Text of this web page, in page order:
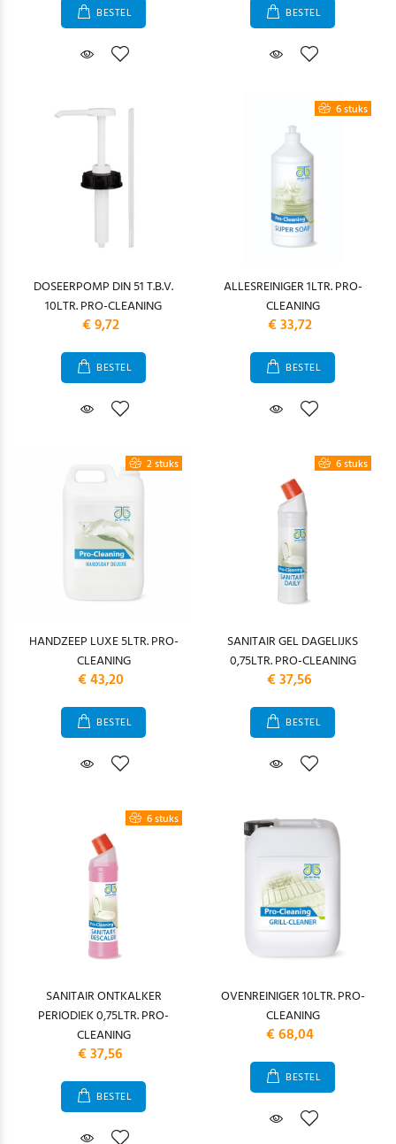
BESTEL BESTEL
DOSEERPOMP DIN 51 T.B.V.
10LTR. PRO-CLEANING
€ 9,72
BESTEL
6 stuks
ALLESREINIGER 1LTR. PRO-
CLEANING
€ 33,72
BESTEL
2 stuks
HANDZEEP LUXE 5LTR. PRO-
CLEANING
€ 43,20
BESTEL
6 stuks
SANITAIR GEL DAGELIJKS
0,75LTR. PRO-CLEANING
€ 37,56
BESTEL
6 stuks
SANITAIR ONTKALKER
PERIODIEK 0,75LTR. PRO-
CLEANING
€ 37,56
BESTEL
OVENREINIGER 10LTR. PRO-
CLEANING
€ 68,04
BESTEL